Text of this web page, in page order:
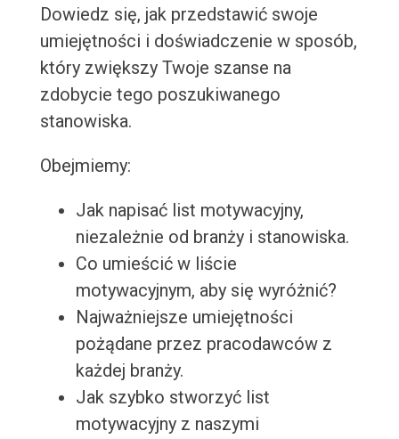
Dowiedz się, jak przedstawić swoje
umiejętności i doświadczenie w sposób,
który zwiększy Twoje szanse na
zdobycie tego poszukiwanego
stanowiska.
Obejmiemy:
Jak napisać list motywacyjny,
niezależnie od branży i stanowiska.
Co umieścić w liście
motywacyjnym, aby się wyróżnić?
Najważniejsze umiejętności
pożądane przez pracodawców z
każdej branży.
Jak szybko stworzyć list
motywacyjny z naszymi